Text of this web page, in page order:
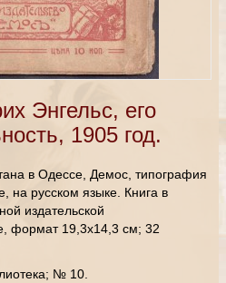
Энгельс, его
1905 год.
в Одессе, Демос, типография
на русском языке. Книга в
издательской
формат 19,3х14,3 см; 32
№ 10.